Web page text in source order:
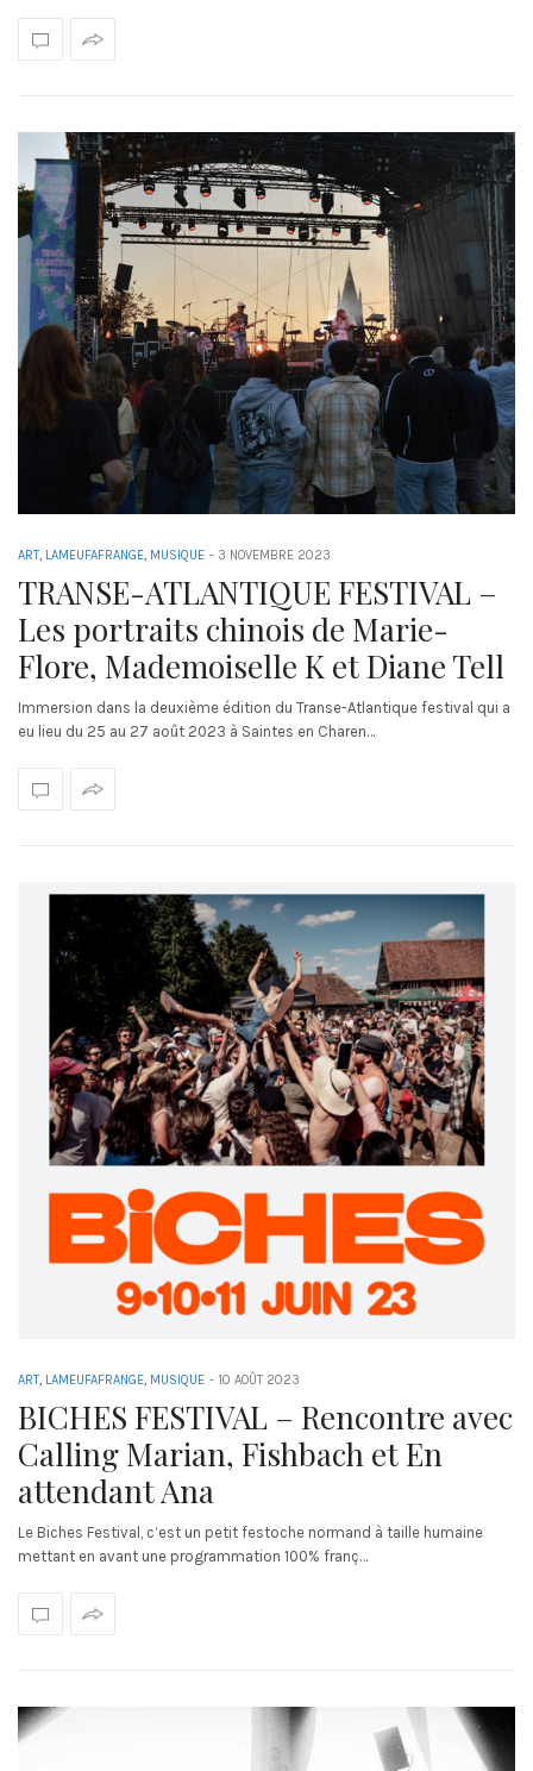
ART, LAMEUFAFRANGE, MUSIQUE - 3 NOVEMBRE 2023
TRANSE-ATLANTIQUE FESTIVAL –
Les portraits chinois de Marie-
Flore, Mademoiselle K et Diane Tell
Immersion dans la deuxième édition du Transe-Atlantique festival qui a
eu lieu du 25 au 27 août 2023 à Saintes en Charen…
ART, LAMEUFAFRANGE, MUSIQUE - 10 AOÛT 2023
BICHES FESTIVAL – Rencontre avec
Calling Marian, Fishbach et En
attendant Ana
Le Biches Festival, c’est un petit festoche normand à taille humaine
mettant en avant une programmation 100% franç…